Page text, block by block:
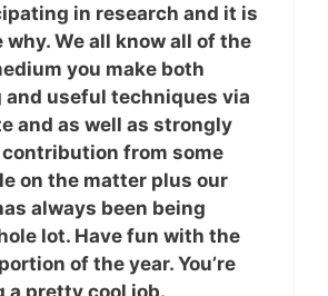
in research and it is
why. We all know all of the
you make both
useful techniques via
and as well as strongly
from some
on the matter plus our
always been being
lot. Have fun with the
of the year. You’re
a pretty cool job.